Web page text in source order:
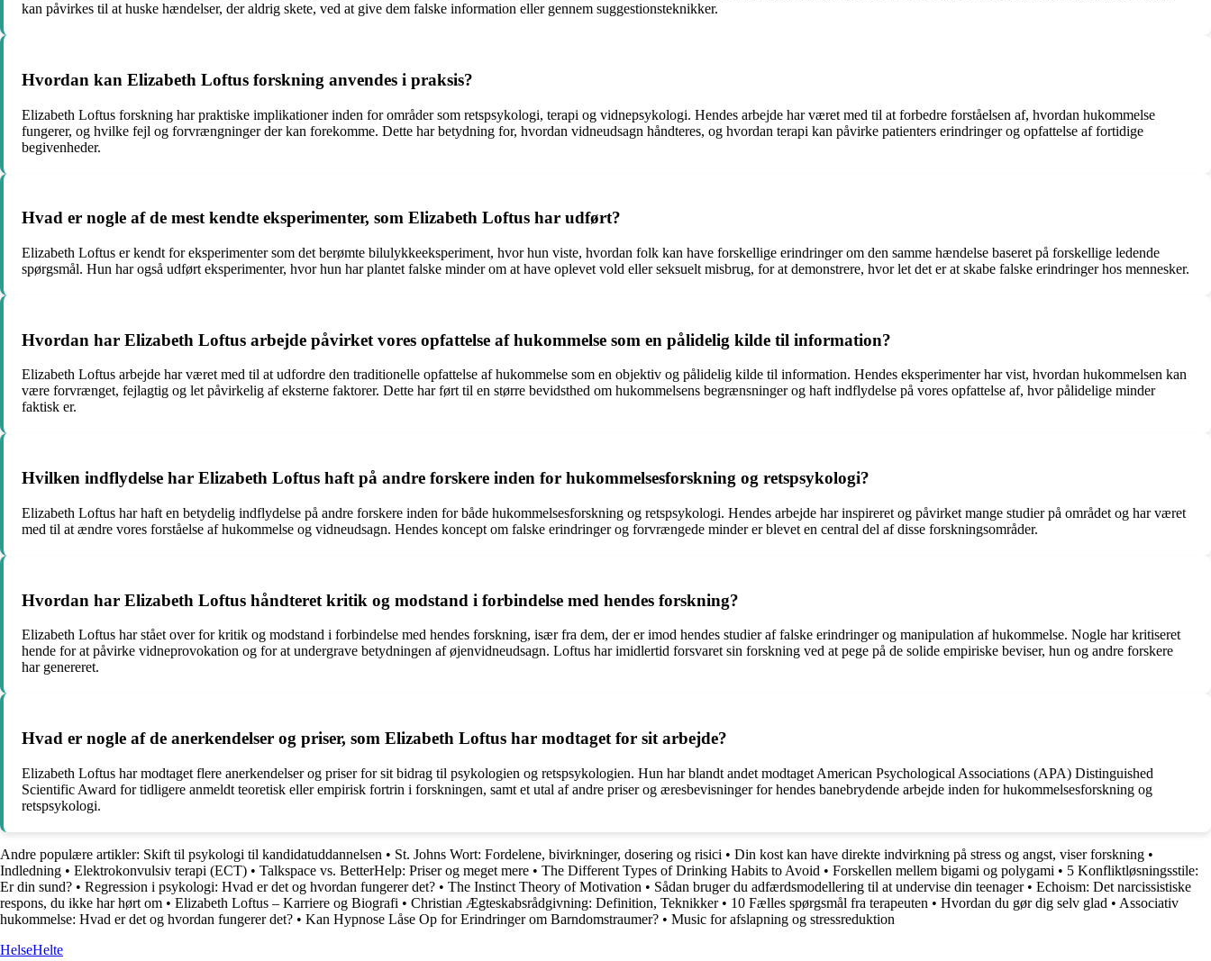
kan påvirkes til at huske hændelser, der aldrig skete, ved at give dem falske information eller gennem suggestionsteknikker.
Hvordan kan Elizabeth Loftus forskning anvendes i praksis?
Elizabeth Loftus forskning har praktiske implikationer inden for områder som retspsykologi, terapi og vidnepsykologi. Hendes arbejde har været med til at forbedre forståelsen af, hvordan hukommelse
fungerer, og hvilke fejl og forvrængninger der kan forekomme. Dette har betydning for, hvordan vidneudsagn håndteres, og hvordan terapi kan påvirke patienters erindringer og opfattelse af fortidige
begivenheder.
Hvad er nogle af de mest kendte eksperimenter, som Elizabeth Loftus har udført?
Elizabeth Loftus er kendt for eksperimenter som det berømte bilulykkeeksperiment, hvor hun viste, hvordan folk kan have forskellige erindringer om den samme hændelse baseret på forskellige ledende
spørgsmål. Hun har også udført eksperimenter, hvor hun har plantet falske minder om at have oplevet vold eller seksuelt misbrug, for at demonstrere, hvor let det er at skabe falske erindringer hos mennesker.
Hvordan har Elizabeth Loftus arbejde påvirket vores opfattelse af hukommelse som en pålidelig kilde til information?
Elizabeth Loftus arbejde har været med til at udfordre den traditionelle opfattelse af hukommelse som en objektiv og pålidelig kilde til information. Hendes eksperimenter har vist, hvordan hukommelsen kan
være forvrænget, fejlagtig og let påvirkelig af eksterne faktorer. Dette har ført til en større bevidsthed om hukommelsens begrænsninger og haft indflydelse på vores opfattelse af, hvor pålidelige minder
faktisk er.
Hvilken indflydelse har Elizabeth Loftus haft på andre forskere inden for hukommelsesforskning og retspsykologi?
Elizabeth Loftus har haft en betydelig indflydelse på andre forskere inden for både hukommelsesforskning og retspsykologi. Hendes arbejde har inspireret og påvirket mange studier på området og har været
med til at ændre vores forståelse af hukommelse og vidneudsagn. Hendes koncept om falske erindringer og forvrængede minder er blevet en central del af disse forskningsområder.
Hvordan har Elizabeth Loftus håndteret kritik og modstand i forbindelse med hendes forskning?
Elizabeth Loftus har stået over for kritik og modstand i forbindelse med hendes forskning, især fra dem, der er imod hendes studier af falske erindringer og manipulation af hukommelse. Nogle har kritiseret
hende for at påvirke vidneprovokation og for at undergrave betydningen af øjenvidneudsagn. Loftus har imidlertid forsvaret sin forskning ved at pege på de solide empiriske beviser, hun og andre forskere
har genereret.
Hvad er nogle af de anerkendelser og priser, som Elizabeth Loftus har modtaget for sit arbejde?
Elizabeth Loftus har modtaget flere anerkendelser og priser for sit bidrag til psykologien og retspsykologien. Hun har blandt andet modtaget American Psychological Associations (APA) Distinguished
Scientific Award for tidligere anmeldt teoretisk eller empirisk fortrin i forskningen, samt et utal af andre priser og æresbevisninger for hendes banebrydende arbejde inden for hukommelsesforskning og
retspsykologi.
Andre populære artikler: Skift til psykologi til kandidatuddannelsen • St. Johns Wort: Fordelene, bivirkninger, dosering og risici • Din kost kan have direkte indvirkning på stress og angst, viser forskning •
Indledning • Elektrokonvulsiv terapi (ECT) • Talkspace vs. BetterHelp: Priser og meget mere • The Different Types of Drinking Habits to Avoid • Forskellen mellem bigami og polygami • 5 Konfliktløsningsstile:
Er din sund? • Regression i psykologi: Hvad er det og hvordan fungerer det? • The Instinct Theory of Motivation • Sådan bruger du adfærdsmodellering til at undervise din teenager • Echoism: Det narcissistiske
respons, du ikke har hørt om • Elizabeth Loftus – Karriere og Biografi • Christian Ægteskabsrådgivning: Definition, Teknikker• 10 Fælles spørgsmål fra terapeuten • Hvordan du gør dig selv glad • Associativ
hukommelse: Hvad er det og hvordan fungerer det? • Kan Hypnose Låse Op for Erindringer om Barndomstraumer? • Music for afslapning og stressreduktion
HelseHelte